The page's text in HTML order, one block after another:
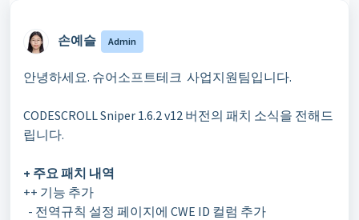
손예슬 ㅤ Admin
안녕하세요. 슈어소프트테크 사업지원팀입니다.
CODESCROLL Sniper 1.6.2 v12 버전의 패치 소식을 전해드
립니다.
+ 주요 패치 내역
++ 기능 추가
- 전역규칙 설정 페이지에 CWE ID 컬럼 추가